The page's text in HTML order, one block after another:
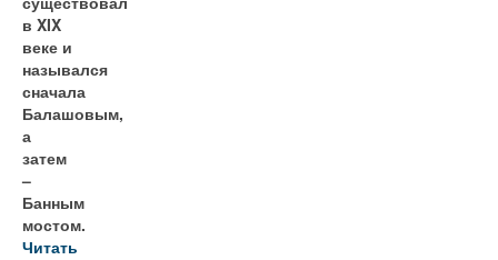
в XIX
веке и
назывался
сначала
Балашовым,
а
затем
–
Банным
мостом.
Читать